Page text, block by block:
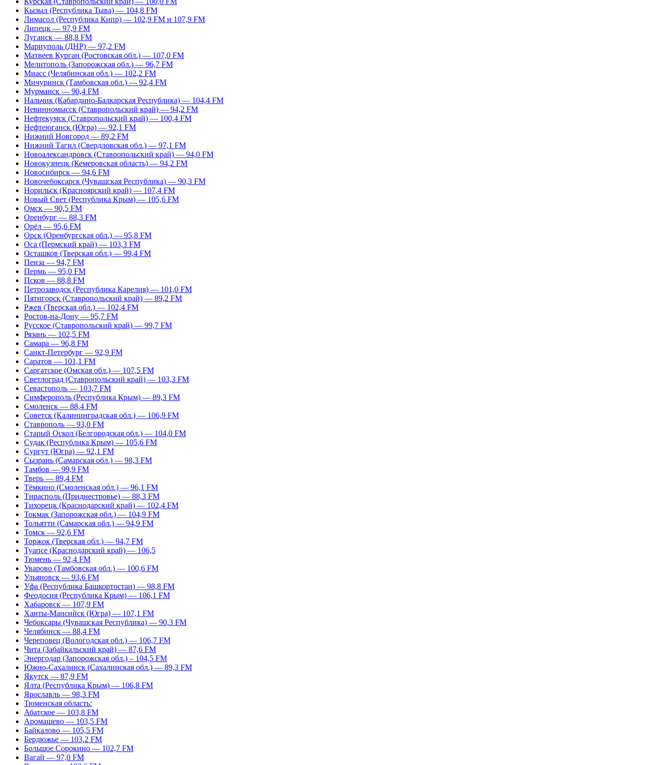
Кызыл (Республика Тыва) — 104,8 FM
Лимасол (Республика Кипр) — 102,9 FM и 107,9 FM
Липецк — 97,9 FM
Луганск — 88,8 FM
Мариуполь (ДНР) — 97,2 FM
Матвеев Курган (Ростовская обл.) — 107,0 FM
Мелитополь (Запорожская обл.) — 96,7 FM
Миасс (Челябинская обл.) — 102,2 FM
Мичуринск (Тамбовская обл.) — 92,4 FM
Мурманск — 90,4 FM
Нальчик (Кабардино-Балкарская Республика) — 104,4 FM
Невинномысск (Ставропольский край) — 94,2 FM
Нефтекумск (Ставропольский край) — 100,4 FM
Нефтеюганск (Югра) — 92,1 FM
Нижний Новгород — 89,2 FM
Нижний Тагил (Свердловская обл.) — 97,1 FM
Новоалександровск (Ставропольский край) — 94,0 FM
Новокузнецк (Кемеровская область) — 94,2 FM
Новосибирск — 94,6 FM
Новочебоксарск (Чувашская Республика) — 90,3 FM
Норильск (Красноярский край) — 107,4 FM
Новый Свет (Республика Крым) — 105,6 FM
Омск — 90,5 FM
Оренбург — 88,3 FM
Орёл — 95,6 FM
Орск (Оренбургская обл.) — 95,8 FM
Оса (Пермский край) — 103,3 FM
Осташков (Тверская обл.) — 99,4 FM
Пенза — 94,7 FM
Пермь — 95,0 FM
Псков — 88,8 FM
Петрозаводск (Республика Карелия) — 101,0 FM
Пятигорск (Ставропольский край) — 89,2 FM
Ржев (Тверская обл.) — 102,4 FM
Ростов-на-Дону — 95,7 FM
Русское (Ставропольский край) — 99,7 FM
Рязань — 102,5 FM
Самара — 96,8 FM
Санкт-Петербург — 92,9 FM
Саратов — 101,1 FM
Саргатское (Омская обл.) — 107,5 FM
Светлоград (Ставропольский край) — 103,3 FM
Севастополь — 103,7 FM
Симферополь (Республика Крым) — 89,3 FM
Смоленск — 88,4 FM
Советск (Калининградская обл.) — 106,9 FM
Ставрополь — 93,0 FM
Старый Оскол (Белгородская обл.) — 104,0 FM
Судак (Республика Крым) — 105,6 FM
Сургут (Югра) — 92,1 FM
Сызрань (Самарская обл.) — 98,3 FM
Тамбов — 99,9 FM
Тверь — 89,4 FM
Тёмкино (Смоленская обл.) — 96,1 FM
Тирасполь (Приднестровье) — 88,3 FM
Тихорецк (Краснодарский край) — 102,4 FM
Токмак (Запорожская обл.) — 104,9 FM
Тольятти (Самарская обл.) — 94,9 FM
Томск — 92,6 FM
Торжок (Тверская обл.) — 94,7 FM
Туапсе (Краснодарский край) — 106,5
Тюмень — 92,4 FM
Уварово (Тамбовская обл.) — 100,6 FM
Ульяновск — 93,6 FM
Уфа (Республика Башкортостан) — 98,8 FM
Феодосия (Республика Крым) — 106,1 FM
Хабаровск — 107,9 FM
Ханты-Мансийск (Югра) — 107,1 FM
Чебоксары (Чувашская Республика) — 90,3 FM
Челябинск — 88,4 FM
Череповец (Вологодская обл.) — 106,7 FM
Чита (Забайкальский край) — 87,6 FM
Энергодар (Запорожская обл.) – 104,5 FM
Южно-Сахалинск (Сахалинская обл.) — 89,3 FM
Якутск — 87,9 FM
Ялта (Республика Крым) — 106,8 FM
Ярославль — 98,3 FM
Тюменская область:
Абатское — 103,8 FM
Аромашево — 103,5 FM
Байкалово — 105,5 FM
Бердюжье — 103,2 FM
Большое Сорокино — 102,7 FM
Вагай — 97,0 FM